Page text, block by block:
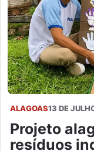
ALAGOAS13 DE
Projeto
resíduos